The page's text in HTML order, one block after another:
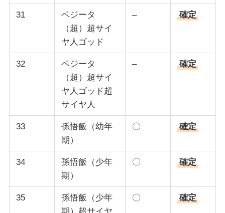
31
ベジータ
（超）超サイ
ヤ人ゴッド
– 確定
32
ベジータ
（超）超サイ
ヤ人ゴッド超
サイヤ人
– 確定
33
孫悟飯（幼年
期）
〇 確定
34
孫悟飯（少年
期）
〇 確定
35
孫悟飯（少年
〇 確定